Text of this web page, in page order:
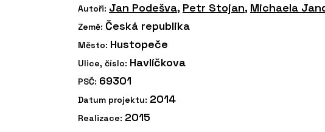
Autoři: Jan Podešva, Petr Stojan, Michaela
Země: Česká republika
Město: Hustopeče
Ulice, číslo: Havlíčkova
PSČ: 69301
Datum projektu: 2014
Realizace: 2015